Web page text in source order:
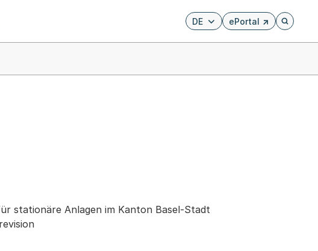
DE ePortal
Externer Link, wird in
Öffnet
stationäre Anlagen im Kanton Basel-Stadt